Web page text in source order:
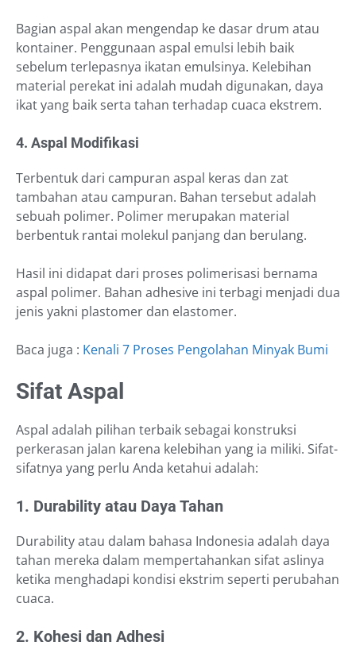
Bagian aspal akan mengendap ke dasar drum atau
kontainer. Penggunaan aspal emulsi lebih baik
sebelum terlepasnya ikatan emulsinya. Kelebihan
material perekat ini adalah mudah digunakan, daya
ikat yang baik serta tahan terhadap cuaca ekstrem.
4. Aspal Modifikasi
Terbentuk dari campuran aspal keras dan zat
tambahan atau campuran. Bahan tersebut adalah
sebuah polimer. Polimer merupakan material
berbentuk rantai molekul panjang dan berulang.
Hasil ini didapat dari proses polimerisasi bernama
aspal polimer. Bahan adhesive ini terbagi menjadi dua
jenis yakni plastomer dan elastomer.
Baca juga : Kenali 7 Proses Pengolahan Minyak Bumi
Sifat Aspal
Aspal adalah pilihan terbaik sebagai konstruksi
perkerasan jalan karena kelebihan yang ia miliki. Sifat-
sifatnya yang perlu Anda ketahui adalah:
1. Durability atau Daya Tahan
Durability atau dalam bahasa Indonesia adalah daya
tahan mereka dalam mempertahankan sifat aslinya
ketika menghadapi kondisi ekstrim seperti perubahan
cuaca.
2. Kohesi dan Adhesi